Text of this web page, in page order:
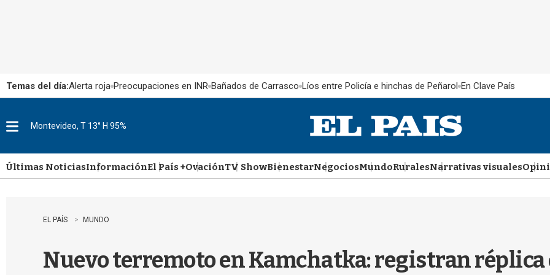
Temas del día:Alerta roja Preocupaciones en INR Bañados de Carrasco Líos entre Policía e hinchas de Peñarol En Clave País
u
Montevideo, T 13° H 95%
Últimas NoticiasInformaciónEl País +OvaciónTV ShowBienestarNegociosMundoRuralesNarrativas visuales
EL PAÍS MUNDO
Nuevo terremoto en Kamchatka: registran